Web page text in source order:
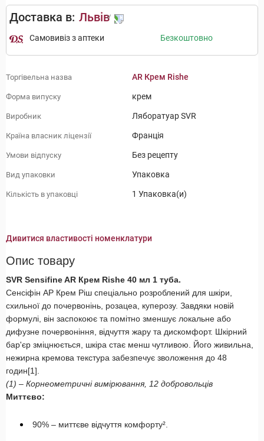
Доставка в: Львів
Самовивіз з аптеки Безкоштовно
Торгівельна назва AR Крем Rishe
Форма випуску крем
Виробник Ляборатуар SVR
Країна власник ліцензії Франція
Умови відпуску Без рецепту
Вид упаковки Упаковка
Кількість в упаковці 1 Упаковка(и)
Дивитися властивості номенклатури
Опис товару
SVR Sensifine AR Крем Rishe 40 мл 1 туба.
Сенсіфін АР Крем Ріш спеціально розроблений для шкіри,
схильної до почервонінь, розацеа, куперозу. Завдяки новій
формулі, він заспокоює та помітно зменшує локальне або
дифузне почервоніння, відчуття жару та дискомфорт. Шкірний
бар'єр зміцнюється, шкіра стає менш чутливою. Його живильна,
нежирна кремова текстура забезпечує зволоження до 48
годин[1].
(1) – Корнеометричні вимірювання, 12 добровольців
Миттєво:
90% – миттєве відчуття комфорту².